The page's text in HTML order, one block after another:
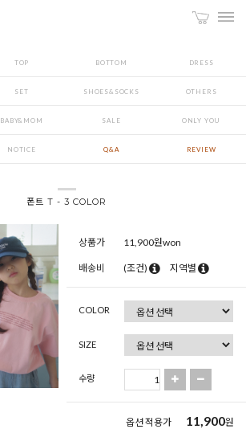
TOP BOTTOM DRESS
SET SHOES&SOCKS OTHERS
BABY&MOM SALE ONLY YOU
NOTICE Q&A REVIEW
폰트 T - 3 COLOR
상품가 11,900원won
배송비 (조건) 지역별
COLOR
SIZE
수량
옵션 적용가 11,900원